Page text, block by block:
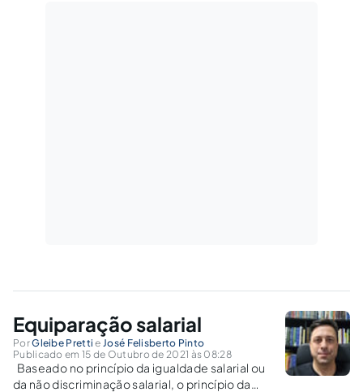
Equiparação salarial
PorGleibe Pretti e José Felisberto Pinto
Publicado em 15 de Outubro de 2021 às 08:28
Baseado no princípio da igualdade salarial ou
da não discriminação salarial, o princípio da